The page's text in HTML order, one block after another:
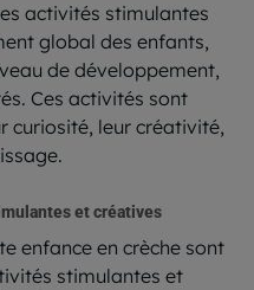
activités stimulantes
global des enfants,
de développement,
Ces activités sont
curiosité, leur créativité,
et créatives
enfance en crèche sont
stimulantes et